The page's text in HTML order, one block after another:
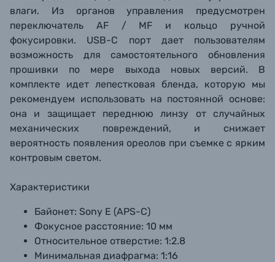
влаги. Из органов управления предусмотрен
переключатель AF / MF и кольцо ручной
фокусировки. USB-C порт дает пользователям
возможность для самостоятельного обновления
прошивки по мере выхода новых версий. В
комплекте идет лепестковая бленда, которую мы
рекомендуем использовать на постоянной основе:
она и защищает переднюю линзу от случайных
механических повреждений, и снижает
вероятность появления ореолов при съемке с ярким
контровым светом.
Характеристики
Байонет: Sony E (APS-C)
Фокусное расстояние: 10 мм
Относительное отверстие: 1:2.8
Минимальная диафрагма: 1:16